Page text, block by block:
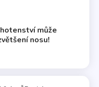
může
nosu!